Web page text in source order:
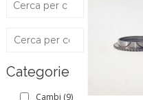
Srl
Categorie
Cambi (9)